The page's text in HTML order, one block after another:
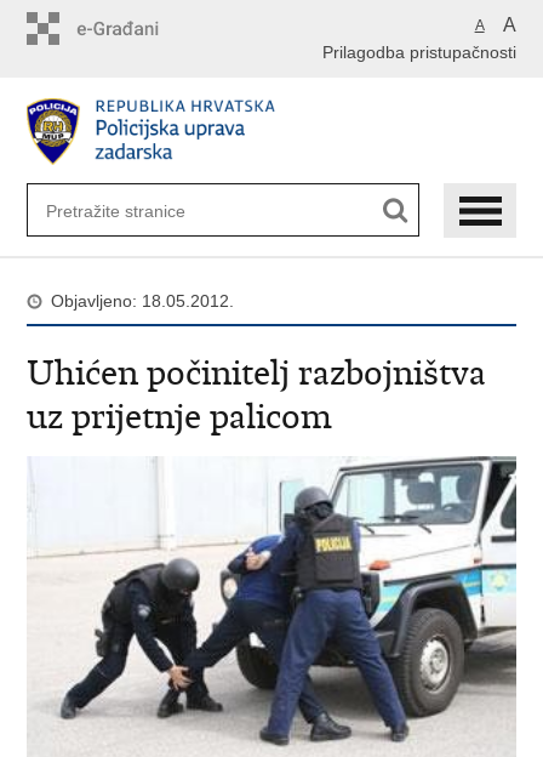
A A
Prilagodba pristupačnosti
Objavljeno: 18.05.2012.
Uhićen počinitelj razbojništva
uz prijetnje palicom